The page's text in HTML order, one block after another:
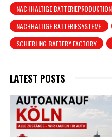
NACHHALTIGE BATTERIEPRODUKTION
NACHHALTIGE BATTERIESYSTEME
SCHIERLING BATTERY FACTORY
LATEST POSTS